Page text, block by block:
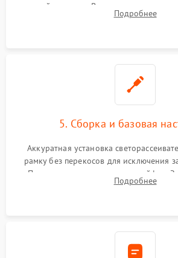
хрупкой матрицы. Восстановление
прошивка микросхем памяти
Подробнее
5. Сборка и базовая
Аккуратная установка
рамку без перекосов для исключения
Подключение внутренних шлейфов.
Сброс настроек и обновление
Подробнее